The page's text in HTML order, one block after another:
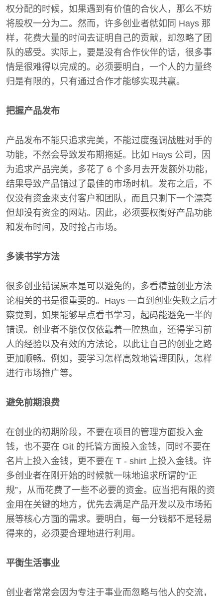
权分配的时候，如果遇到有价值的合伙人，那么不妨
将股权一分为二。然而，许多创业者就如同 Hays 那
样，花费大量的时间去证明自己的贡献，却忽略了团
队的感受。实际上，要是没有合作伙伴的话，很多事
情是很难得以完成的。必须要明白，一个人的力量终
归是有限的，只有通过合作才能够实现共赢。
把握产品发布
产品发布不能只追求完美，不能过度强调战胜对手的
功能，不然会导致发布期拖延。比如 Hays 公司，因
为追求产品完美，多花了 6 个多月去开发额外功能，
结果导致产品错过了最佳的市场时机。发布之后，不
仅没有资金来支付客户和团队，而且只剩下一个漂亮
但却没有资金的网站。因此，必须要权衡好产品功能
和发布时间，及时抢占市场。
多读书学方法
很多创业错误原本是可以避免的，多看精益创业方法
论相关的书是很重要的。Hays 一直到创业失败之后才
察觉到，如果能够早点看书学习，起码能避免一半的
错误。创业者不能仅仅依靠着一腔热血，还得学习前
人的经验以及有效的方法论，以此让自己的创业之路
更加顺畅。例如，要学习怎样高效地管理团队，怎样
进行市场推广等。
避免前期浪费
在创业的初期阶段，不要在项目的管理方面投入金
钱，也不要在 Git 的托管方面投入金钱，同时不要在
名片上投入金钱，更不要在 T - shirt 上投入金钱。许
多创业者在刚开始的时候就一味地追求所谓的“正
规”，从而花费了一些不必要的资金。应当把有限的资
金用在关键的地方，优先去满足产品开发以及市场拓
展等核心方面的需求。要明白，每一分钱都不是轻易
得来的，必须要合理地进行利用。
平衡生活事业
创业者常常会因为专注于事业而忽略与他人的交流，